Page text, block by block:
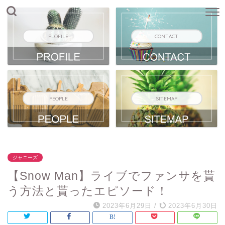
PLOFILE CONTACT
PEOPLE SITEMAP
ジャニーズ
【Snow Man】ライブでファンサを貰
う方法と貰ったエピソード！
2023年6月29日 / 2023年6月30日